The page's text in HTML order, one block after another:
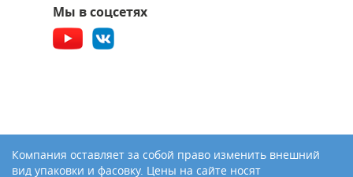
Мы в соцсетях
Компания оставляет за собой право изменить внешний
вид упаковки и фасовку. Цены на сайте носят